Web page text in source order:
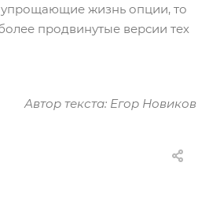
жизнь опции, то
продвинутые версии тех
Автор текста: Егор Новиков